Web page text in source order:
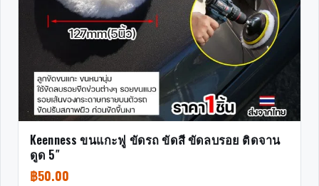
Keenness ขนแกะฟู ขัดรถ ขัดสี ขัดลบรอย ติดจาน
ดูด 5″
฿50.00